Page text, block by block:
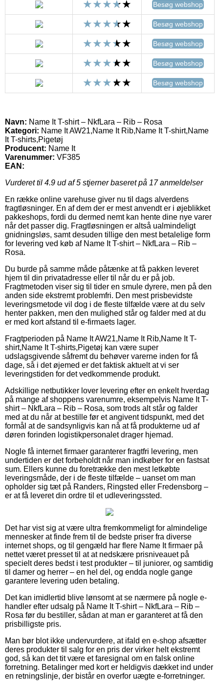
Besøg webshop
Besøg webshop
Besøg webshop
Besøg webshop
Besøg webshop
Navn: Name It T-shirt – NkfLara – Rib – Rosa
Kategori: Name It AW21,Name It Rib,Name It T-shirt,Name
It T-shirts,Pigetøj
Producent: Name It
Varenummer: VF385
EAN:
Vurderet til 4.9 ud af 5 stjerner baseret på 17anmeldelser
En række online varehuse giver nu til dags alverdens
fragtløsninger. En af dem der er mest anvendt er i øjeblikket
pakkeshops, fordi du dermed nemt kan hente dine nye varer
når det passer dig. Fragtløsningen er altså ualmindeligt
gnidningsløs, samt desuden tillige den mest betalelige form
for levering ved køb af Name It T-shirt – NkfLara – Rib –
Rosa.
Du burde på samme måde påtænke at få pakken leveret
hjem til din privatadresse eller til når du er på job.
Fragtmetoden viser sig til tider en smule dyrere, men på den
anden side ekstremt problemfri. Den mest prisbevidste
leveringsmetode vil dog i de fleste tilfælde være at du selv
henter pakken, men den mulighed står og falder med at du
er med kort afstand til e-firmaets lager.
Fragtperioden på Name It AW21,Name It Rib,Name It T-
shirt,Name It T-shirts,Pigetøj kan være super
udslagsgivende såfremt du behøver varerne inden for få
dage, så i det øjemed er det faktisk aktuelt at vi ser
leveringstiden for det vedkommende produkt.
Adskillige netbutikker lover levering efter en enkelt hverdag
på mange af shoppens varenumre, eksempelvis Name It T-
shirt – NkfLara – Rib – Rosa, som trods alt står og falder
med at du når at bestille før et angivent tidspunkt, med det
formål at de sandsynligvis kan nå at få produkterne ud af
døren forinden logistikpersonalet drager hjemad.
Nogle få internet firmaer garanterer fragtfri levering, men
undertiden er det forbeholdt når man indkøber for en fastsat
sum. Ellers kunne du foretrække den mest letkøbte
leveringsmåde, der i de fleste tilfælde – uanset om man
opholder sig tæt på Randers, Ringsted eller Fredensborg –
er at få leveret din ordre til et udleveringssted.
Det har vist sig at være ultra fremkommeligt for almindelige
mennesker at finde frem til de bedste priser fra diverse
internet shops, og til gengæld har flere Name It firmaer på
nettet været presset til at at nedskære prisniveauet på
specielt deres bedst i test produkter – til juniorer, og samtidig
til damer og herrer – en hel del, og endda nogle gange
garantere levering uden betaling.
Det kan imidlertid blive lønsomt at se nærmere på nogle e-
handler efter udsalg på Name It T-shirt – NkfLara – Rib –
Rosa før du bestiller, sådan at man er garanteret at få den
prisbilligste pris.
Man bør blot ikke undervurdere, at ifald en e-shop afsætter
deres produkter til salg for en pris der virker helt ekstremt
god, så kan det tit være et faresignal om en falsk online
forretning. Betalinger med kort er heldigvis dækket ind under
en retningslinje, der bistår en overfor uægte e-forretninger.